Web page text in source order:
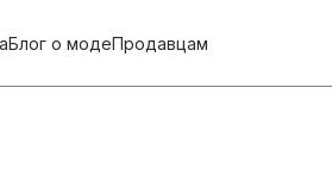
Блог о модеПродавцам